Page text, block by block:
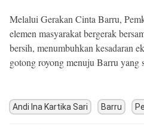
Melalui Gerakan Cinta Barru,
elemen masyarakat bergerak
bersih, menumbuhkan kesadaran
gotong royong menuju Barru yang
Andi Ina Kartika Sari Barru